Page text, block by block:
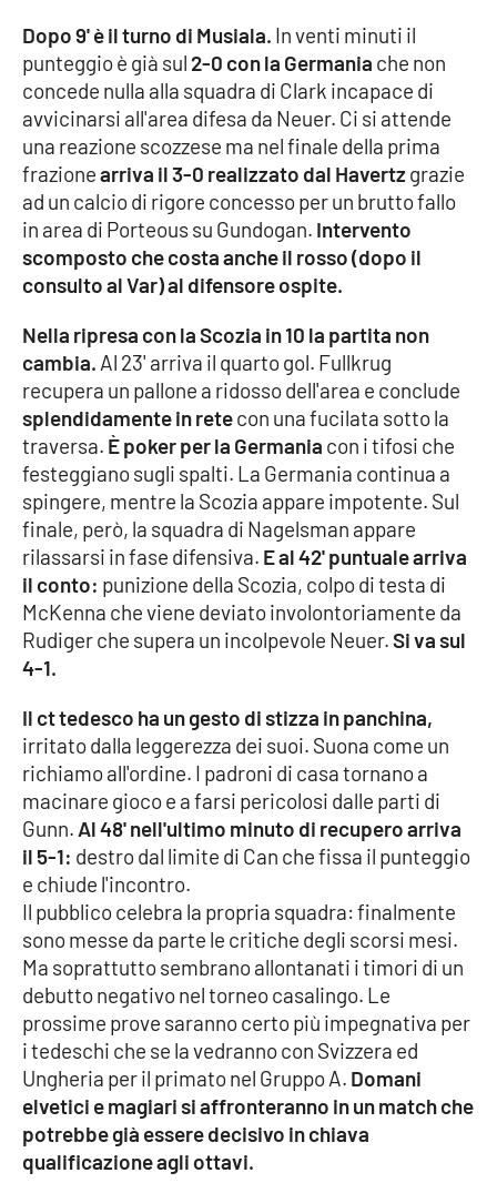
EDIZIONI
LOCALI
Catanzaro
Crotone
Vibo Valentia
Cosenza
Lamezia Terme
PROGETTI
SPECIALI
Buona Sanità Calabria
LA
CALABRIAVISIONE
Eventi
Food
Storie
LAC
NETWORK
Lacplay.it
Lactv.it
Laconair.it
Lacitymag.it
Dopo 9' è il turno di Musiala. In venti minuti il
punteggio è già sul 2-0 con la Germania che non
concede nulla alla squadra di Clark incapace di
avvicinarsi all'area difesa da Neuer. Ci si attende
una reazione scozzese ma nel finale della prima
frazionearriva il 3-0 realizzato dal Havertz grazie
ad un calcio di rigore concesso per un brutto fallo
in area di Porteous su Gundogan. Intervento
scomposto che costa anche il rosso (dopo il
consulto al Var) al difensore ospite.
Nella ripresa con la Scozia in 10 la partita non
cambia. Al 23' arriva il quarto gol. Fullkrug
recupera un pallone a ridosso dell'area e conclude
splendidamente in retecon una fucilata sotto la
traversa. È poker per la Germania con i tifosi che
festeggiano sugli spalti. La Germania continua a
spingere, mentre la Scozia appare impotente. Sul
finale, però, la squadra di Nagelsman appare
rilassarsi in fase difensiva. E al 42' puntuale arriva
il conto: punizione della Scozia, colpo di testa di
McKenna che viene deviato involontoriamente da
Rudiger che supera un incolpevole Neuer.Si va sul
4-1.
Il ct tedesco ha un gesto di stizza in panchina,
irritato dalla leggerezza dei suoi. Suona come un
richiamo all'ordine. I padroni di casa tornano a
macinare gioco e a farsi pericolosi dalle parti di
Gunn. Al 48' nell'ultimo minuto di recupero arriva
il 5-1: destro dal limite di Can che fissa il punteggio
e chiude l'incontro.
Il pubblico celebra la propria squadra: finalmente
sono messe da parte le critiche degli scorsi mesi.
Ma soprattutto sembrano allontanati i timori di un
debutto negativo nel torneo casalingo. Le
prossime prove saranno certo più impegnativa per
i tedeschi che se la vedranno con Svizzera ed
Ungheria per il primato nel Gruppo A. Domani
elvetici e magiari si affronteranno in un match che
potrebbe già essere decisivo in chiava
qualificazione agli ottavi.